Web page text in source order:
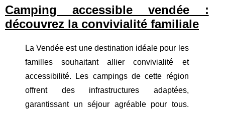
Camping accessible vendée :
découvrez la convivialité familiale
La Vendée est une destination idéale pour les
familles souhaitant allier convivialité et
accessibilité. Les campings de cette région
offrent des infrastructures adaptées,
garantissant un séjour agréable pour tous.